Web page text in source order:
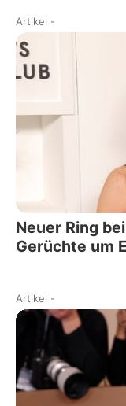
Artikel -
Neuer Ring
Gerüchte um
Artikel -